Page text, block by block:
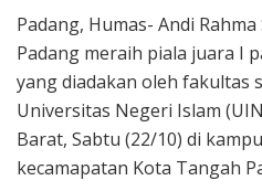
Padang, Humas- Andi
Padang meraih piala juara I
yang diadakan oleh fakultas
Universitas Negeri Islam
Barat, Sabtu (22/10) di
kecamapatan Kota Tangah